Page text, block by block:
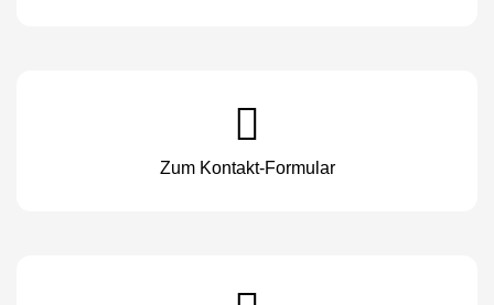
Zum Kontakt-Formular